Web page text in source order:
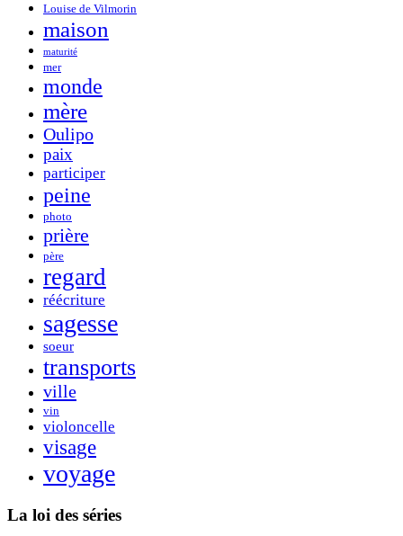
Louise de Vilmorin
maison
maturité
mer
monde
mère
Oulipo
paix
participer
peine
photo
prière
père
regard
réécriture
sagesse
soeur
transports
ville
vin
violoncelle
visage
voyage
La loi des séries